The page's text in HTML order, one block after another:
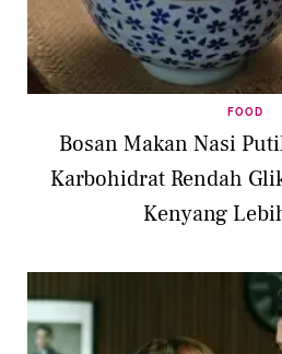
FOOD
Bosan Makan Nasi
Karbohidrat Rendah
Kenyang